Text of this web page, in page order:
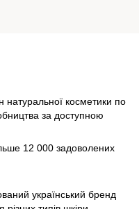
натуральної косметики по
за доступною
12 000 задоволених
український бренд